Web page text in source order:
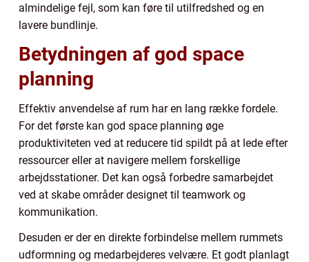
almindelige fejl, som kan føre til utilfredshed og en
lavere bundlinje.
Betydningen af god space
planning
Effektiv anvendelse af rum har en lang række fordele.
For det første kan god space planning øge
produktiviteten ved at reducere tid spildt på at lede efter
ressourcer eller at navigere mellem forskellige
arbejdsstationer. Det kan også forbedre samarbejdet
ved at skabe områder designet til teamwork og
kommunikation.
Desuden er der en direkte forbindelse mellem rummets
udformning og medarbejderes velvære. Et godt planlagt